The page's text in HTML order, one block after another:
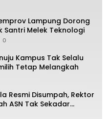
Lampung Dorong
Santri Melek Teknologi
0
Kampus Tak Selalu
Tetap Melangkah
Resmi Disumpah, Rektor
ASN Tak Sekadar